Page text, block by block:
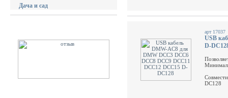
Дача и сад
арт 17037
USB
D-
DC128